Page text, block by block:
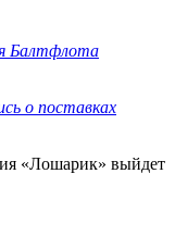
Балтфлота
о поставках
«Лошарик» выйдет